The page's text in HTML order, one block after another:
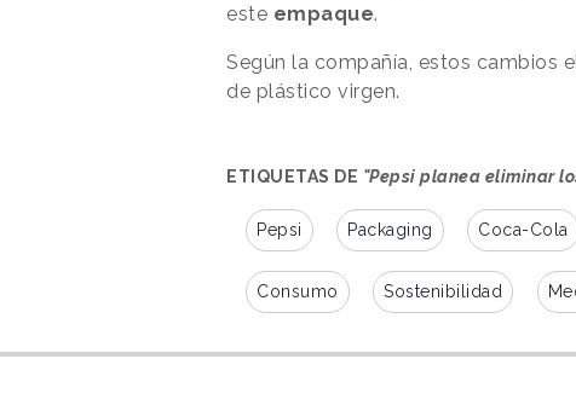
este empaque.
Según la compañía, estos cambios
de plástico virgen.
ETIQUETAS DE "Pepsi planea eliminar
Pepsi Packaging Coca-Cola
Consumo Sostenibilidad